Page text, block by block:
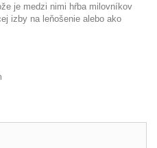
je medzi nimi hŕba milovníkov
izby na leňošenie alebo ako